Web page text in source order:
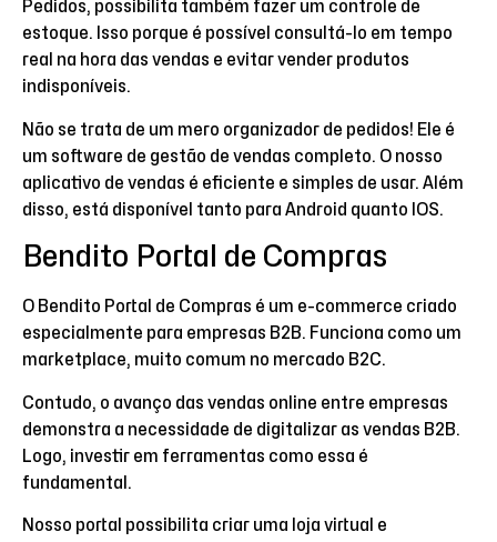
Pedidos, possibilita também fazer um controle de
estoque. Isso porque é possível consultá-lo em tempo
real na hora das vendas e evitar vender produtos
indisponíveis.
Não se trata de um mero organizador de pedidos! Ele é
um software de gestão de vendas completo. O nosso
aplicativo de vendas é eficiente e simples de usar. Além
disso, está disponível tanto para Android quanto IOS.
Bendito Portal de Compras
O Bendito Portal de Compras é um e-commerce criado
especialmente para empresas B2B. Funciona como um
marketplace, muito comum no mercado B2C.
Contudo, o avanço das vendas online entre empresas
demonstra a necessidade de digitalizar as vendas B2B.
Logo, investir em ferramentas como essa é
fundamental.
Nosso portal possibilita criar uma loja virtual e